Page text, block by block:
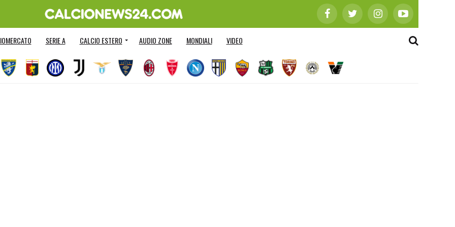
SERIE A CALCIO ESTERO AUDIO ZONE MONDIALI VIDEO